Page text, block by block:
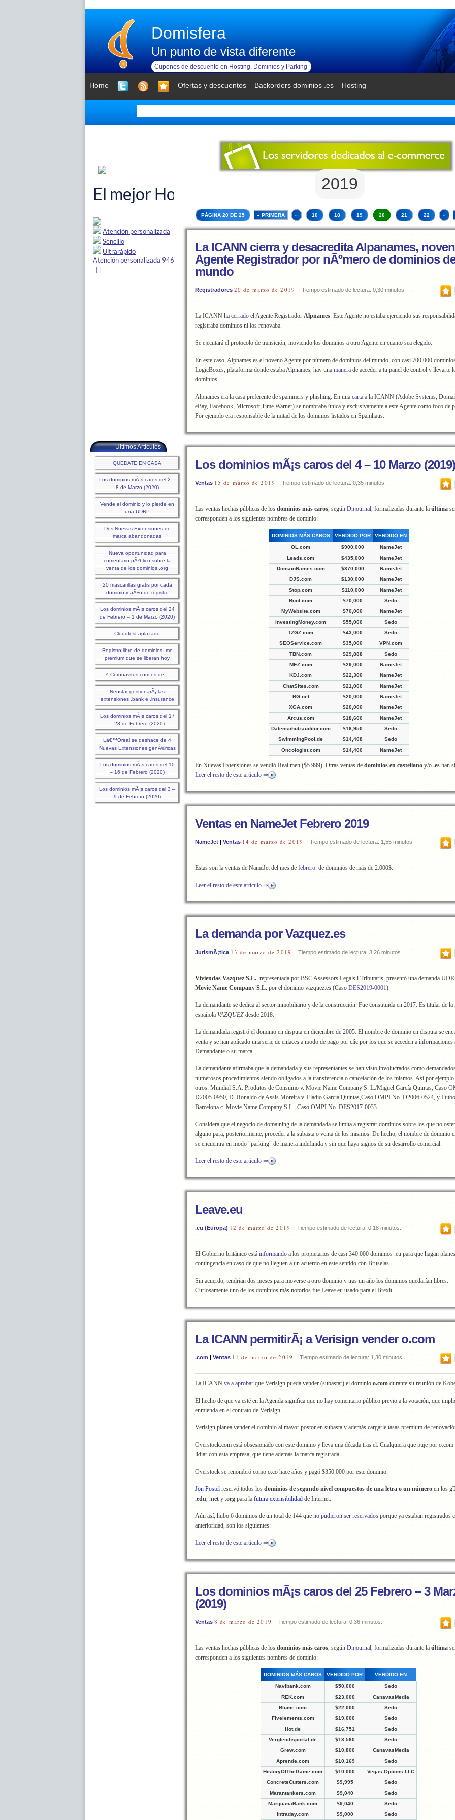
Domisfera
Un punto de vista diferente
Cupones de descuento en Hosting, Dominios y Parking
Home Ofertas y descuentos Backorders dominios .es Hosting
Ultimos Articulos
QUEDATE EN CASA
Los dominios mÃ¡s caros del 2 –
8 de Marzo (2020)
Vende el dominio y lo pierde en
una UDRP
Dos Nuevas Extensiones de
marca abandonadas
Nueva oportunidad para
comentario pÃºblico sobre la
venta de los dominios .org
20 mascarillas gratis por cada
dominio y aÃ±o de registro
Los dominios mÃ¡s caros del 24
de Febrero – 1 de Marzo (2020)
Cloudfest aplazado
Registro libre de dominios .me
premium que se liberan hoy
Y Coronavirus.com es de…
Neustar gestionarÃ¡ las
extensiones .bank e .insurance
Los dominios mÃ¡s caros del 17
– 23 de Febrero (2020)
Lâ€™Oreal se deshace de 4
Nuevas Extensiones genÃ©ricas
Los dominios mÃ¡s caros del 10
– 16 de Febrero (2020)
Los dominios mÃ¡s caros del 3 –
9 de Febrero (2020)
2019
PÁGINA 20 DE 25 « PRIMERA « 10 18 19 20 21 22 »
La ICANN cierra y desacredita Alpanames,
Agente Registrador por nÃºmero de dominios
mundo
Registradores 20 de marzo de 2019 Tiempo estimado de lectura: 0,30 minutos.
La ICANN ha cerrado el Agente Registrador Alpnames. Este Agente no estaba ejerciendo sus
registraba dominios ni los renovaba.
Se ejecutará el protocolo de transición, moviendo los dominios a otro Agente en cuanto sea elegido.
En este caso, Alpnames es el noveno Agente por número de dominios del mundo, con casi 700.000
LogicBoxes, plataforma donde estaba Alpnames, hay una manera de acceder a tu panel de control y llevarte
dominios.
Alpnames era la casa preferente de spammers y phishing. En una carta a la ICANN (Adobe Systems,
eBay, Facebook, Microsoft,Time Warner) se nombraba única y exclusivamente a este Agente como foco de
Por ejemplo era responsable de la mitad de los dominios listados en Spamhaus.
Los dominios mÃ¡s caros del 4 – 10 Marzo (2019)
Ventas 15 de marzo de 2019 Tiempo estimado de lectura: 0,35 minutos.
Las ventas hechas públicas de los dominios más caros, según Dnjournal, formalizadas durante la última
corresponden a los siguientes nombres de dominio:
DOMINIOS MÁS CAROS VENDIDO POR VENDIDO EN
OL.com $900,000
NameJet
Leads.com
$435,000
NameJet
DomainNames.com
$370,000
NameJet
DJS.com
$130,000
NameJet
Stop.com
$110,000
NameJet
Boot.com
$70,000
Sedo
MyWebsite.com
$70,000
NameJet
InvestingMoney.com
$55,000
Sedo
TZGZ.com
$43,000
Sedo
SEOService.com
$35,000
VPN.com
TBN.com
$29,888
Sedo
MEZ.com
$29,000
NameJet
KDJ.com
$22,300
NameJet
ChatSites.com
$21,000
NameJet
BG.net
$20,000
NameJet
XGA.com
$20,000
NameJet
Arcus.com
$18,600
NameJet
Datenschutzauditor.com
$16,950
Sedo
SwimmingPool.de
$14,408
Sedo
Oncologist.com
$14,400 NameJet
En Nuevas Extensiones se vendió Real.men ($5.999). Otras ventas de dominios en castellano y/o .es han
Leer el resto de este artículo ⇒
Ventas en NameJet Febrero 2019
NameJet | Ventas 14 de marzo de 2019 Tiempo estimado de lectura: 1,55 minutos.
Estas son la ventas de NameJet del mes de febrero. de dominios de más de 2.000$:
Leer el resto de este artículo ⇒
La demanda por Vazquez.es
JurismÃ¡tica 13 de marzo de 2019 Tiempo estimado de lectura: 3,26 minutos.
Viviendas Vazquez S.L., representada por BSC Assessors Legals i Tributaris, presentó una demanda
Movie Name Company S.L. por el dominio vazquez.es (Caso DES2019-0001).
La demandante se dedica al sector inmobiliario y de la construcción. Fue constituida en 2017. Es titular de la
española VAZQUEZ desde 2018.
La demandada registró el dominio en disputa en diciembre de 2005. El nombre de dominio en disputa se
venta y se han aplicado una serie de enlaces a modo de pago por clic por los que se acceden a informaciones
Demandante o su marca.
La demandante afirmaba que la demandada y sus representantes se han visto involucrados como
numerosos procedimientos siendo obligados a la transferencia o cancelación de los mismos. Así por
otros: Mundial S.A. Produtos de Consumo v. Movie Name Company S. L./Miguel García Quintas, Caso
D2005-0950, D. Ronaldo de Assis Moreira v. Eladio García Quintas,Caso OMPI No. D2006-0524, y
Barcelona c. Movie Name Company S.L., Caso OMPI No. DES2017-0033.
Considera que el negocio de domaining de la demandada se limita a registrar dominios sobre los que no
alguno para, posteriormente, proceder a la subasta o venta de los mismos. De hecho, el nombre de dominio
se encuentra en modo "parking" de manera indefinida y sin que haya signos de su desarrollo comercial.
Leer el resto de este artículo ⇒
Leave.eu
.eu (Europa) 12 de marzo de 2019 Tiempo estimado de lectura: 0,18 minutos.
El Gobierno británico está informando a los propietarios de casi 340.000 dominios .eu para que hagan
contingencia en caso de que no lleguen a un acuerdo en este sentido con Bruselas.
Sin acuerdo, tendrían dos meses para moverse a otro dominio y tras un año los dominios quedarían libres.
Curiosamente uno de los dominios más notorios fue Leave.eu usado para el Brexit.
La ICANN permitirÃ¡ a Verisign vender o.com
.com | Ventas 11 de marzo de 2019 Tiempo estimado de lectura: 1,30 minutos.
La ICANN va a aprobar que Verisign pueda vender (subastar) el dominio o.com durante su reunión de
El hecho de que ya esté en la Agenda significa que no hay comentario público previo a la votación, que
enmienda en el contrato de Verisign.
Verisign planea vender el dominio al mayor postor en subasta y además cargarle tasas premium de
Overstock.com está obsesionado con este dominio y lleva una década tras el. Cualquiera que puje por o.com
lidiar con esta empresa, que tiene además la marca registrada.
Overstock se renombró como o.co hace años y pagó $350.000 por este dominio.
Jon Postel reservó todos los dominios de segundo nivel compuestos de una letra o un número en los
.edu, .net y .org para la futura extensibilidad de Internet.
Aún así, hubo 6 dominios de un total de 144 que no pudieron ser reservados porque ya estaban registrados
anterioridad, son los siguientes:
Leer el resto de este artículo ⇒
Los dominios mÃ¡s caros del 25 Febrero – 3
(2019)
Ventas 8 de marzo de 2019 Tiempo estimado de lectura: 0,36 minutos.
Las ventas hechas públicas de los dominios más caros, según Dnjournal, formalizadas durante la última
corresponden a los siguientes nombres de dominio:
DOMINIOS MÁS CAROS VENDIDO POR VENDIDO EN
Navibank.com $50,000
Sedo
REK.com
$23,000
CanavasMedia
Blume.com
$22,000
Sedo
Fivelements.com
$19,000
Sedo
Hot.de
$16,751
Sedo
Vergleichsportal.de
$13,560
Sedo
Grew.com
$10,800
CanavasMedia
Aprende.com
$10,169
Sedo
HistoryOfTheGame.com
$10,000
Vegas Options LLC
ConcreteCutters.com
$9,995
Sedo
Marantankers.com
$9,040
Sedo
MarijuanaBank.com
$9,040
Sedo
Intraday.com
$9,000 Sedo